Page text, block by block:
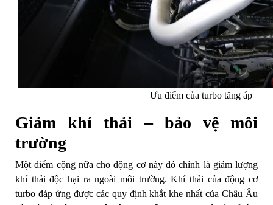
Ưu điểm của turbo tăng áp
Giảm khí thải – bảo vệ môi
trường
Một điểm cộng nữa cho động cơ này đó chính là giảm lượng
khí thải độc hại ra ngoài môi trường. Khí thải của động cơ
turbo đáp ứng được các quy định khắt khe nhất của Châu Âu